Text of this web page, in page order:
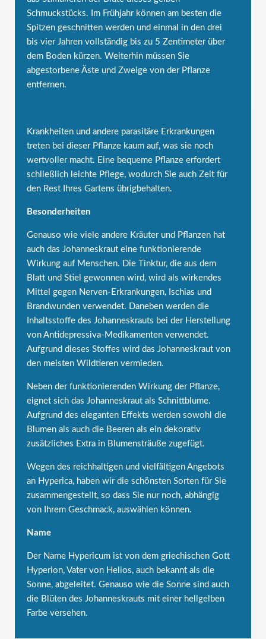
Schmuckstücks. Im Frühjahr können am besten die
Spitzen geschnitten werden und einmal in den drei
bis vier Jahren vollständig bis zu 5 Zentimeter über
dem Boden kürzen. Weiterhin müssen Sie
abgestorbene Äste und Zweige von der Pflanze
entfernen.
Krankheiten und andere parasitäre Erkrankungen
treten bei dieser Pflanze kaum auf, was sie noch
wertvoller macht. Eine bequeme Pflanze erfordert
schließlich leichte Pflege, wodurch Sie auch Zeit für
den Rest Ihres Gartens übrigbehalten.
Besonderheiten
Genauso wie viele andere Kräuter und Pflanzen hat
auch das Johanneskraut eine funktionierende
Wirkung auf Menschen. Die Tinktur, die aus dem
Blatt und Stiel gewonnen wird, wird als wirkendes
Mittel gegen Nerven-Erkrankungen, Ischias und
Brandwunden verwendet. Daneben werden die
Inhaltsstoffe des Johanneskrauts bei der Herstellung
von Antidepressiva-Medikamenten verwendet.
Aufgrund dieses Stoffes wird das Johanneskraut von
den meisten Wildtieren vermieden.
Neben der funktionierenden Wirkung der Pflanze,
eignet sich das Johanneskraut als Schnittblume.
Aufgrund des eleganten Effekts werden sowohl die
Blumen als auch die Beeren als ein dekorativ
zusätzliches Extra in Blumensträuße zugefügt.
Wegen des reichhaltigen und vielfältigen Angebots
an Hyperica, haben wir die schönsten Sorten für Sie
zusammengestellt, so dass Sie nur noch, abhängig
von Ihrem Geschmack, auswählen können.
Name
Der Name Hypericum ist von dem griechischen Gott
Hyperion, Vater von Helios, auch bekannt als die
Sonne, abgeleitet. Genauso wie die Sonne sind auch
die Blüten des Johanneskrauts mit einer hellgelben
Farbe versehen.